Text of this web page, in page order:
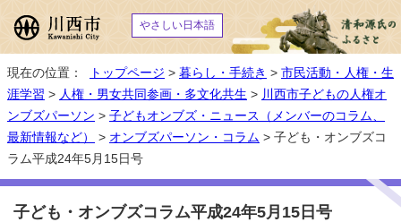
やさしい日本語
現在の位置： トップページ > 暮らし・手続き > 市民活動・人権・生
涯学習 > 人権・男女共同参画・多文化共生 > 川西市子どもの人権オ
ンブズパーソン > 子どもオンブズ・ニュース（メンバーのコラム、
最新情報など）
> オンブズパーソン・コラム > 子ども・オンブズコ
ラム平成24年5月15日号
子ども・オンブズコラム平成24年5月15日号